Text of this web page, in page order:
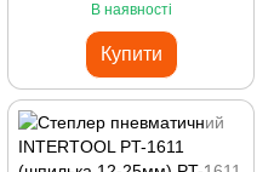
В наявності
Купити